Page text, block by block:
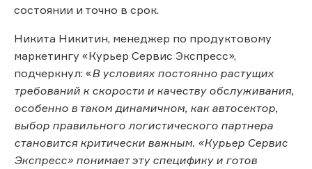
состоянии и точно в срок.
Никита Никитин, менеджер по продуктовому
маркетингу «Курьер Сервис Экспресс»,
подчеркнул: «В условиях постоянно растущих
требований к скорости и качеству обслуживания,
особенно в таком динамичном, как автосектор,
выбор правильного логистического партнера
становится критически важным. «Курьер Сервис
Экспресс» понимает эту специфику и готов